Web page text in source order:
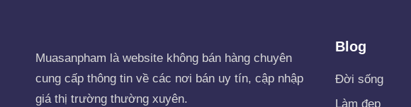
Muasanpham là website không bán hàng chuyên
cung cấp thông tin về các nơi bán uy tín, cập nhập
giá thị trường thường xuyên.
Blog
Đời sống
Làm đẹp